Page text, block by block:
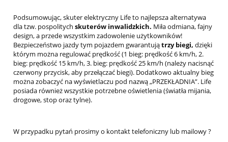
Podsumowując, skuter elektryczny Life to najlepsza alternatywa
dla tzw. pospolitych skuterów inwalidzkich. Miła odmiana, fajny
design, a przede wszystkim zadowolenie użytkowników!
Bezpieczeństwo jazdy tym pojazdem gwarantujątrzy biegi, dzięki
którym można regulować prędkość (1 bieg: prędkość 6 km/h, 2.
bieg: prędkość 15 km/h, 3. bieg: prędkość 25 km/h (należy nacisnąć
czerwony przycisk, aby przełączać biegi). Dodatkowo aktualny bieg
można zobaczyć na wyświetlaczu pod nazwą „PRZEKŁADNIA”. Life
posiada również wszystkie potrzebne oświetlenia (światła mijania,
drogowe, stop oraz tylne).
W przypadku pytań prosimy o kontakt telefoniczny lub mailowy ?